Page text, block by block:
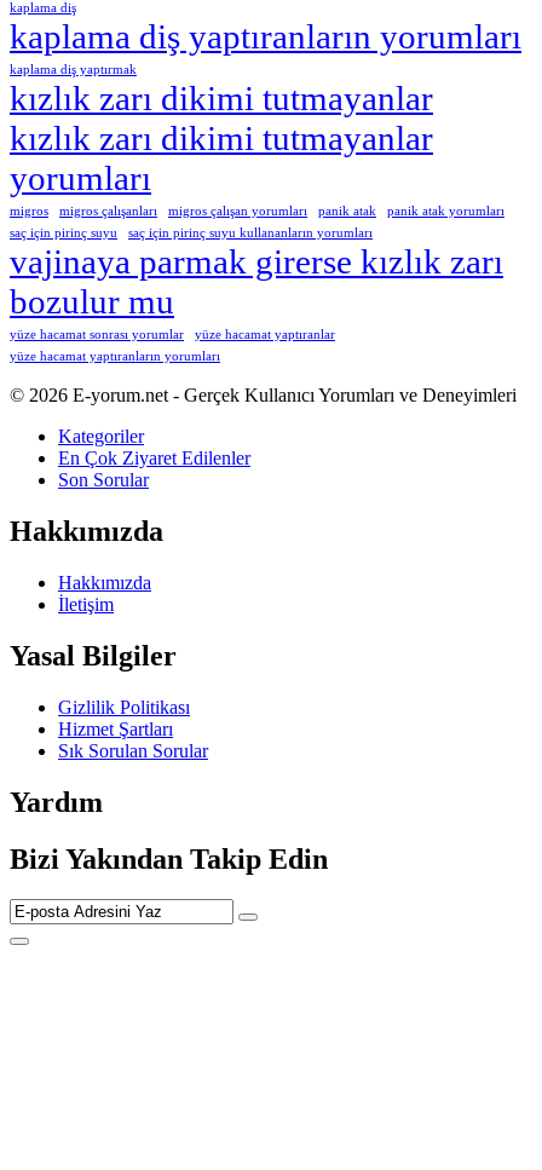
kaplama diş
kaplama diş yaptıranların yorumları
kaplama diş yaptırmak
kızlık zarı dikimi tutmayanlar
kızlık zarı dikimi tutmayanlar
yorumları
migros migros çalışanları migros çalışan yorumları panik atak
panik atak yorumları
saç için pirinç suyu
saç için pirinç suyu kullananların yorumları
vajinaya parmak girerse kızlık zarı
bozulur mu
yüze hacamat sonrası yorumlar
yüze hacamat yaptıranlar
yüze hacamat yaptıranların yorumları
Footer
Hakkında
© 2026 E-yorum.net - Gerçek Kullanıcı Yorumları ve Deneyimleri
Kategoriler
En Çok Ziyaret Edilenler
Son Sorular
Hakkımızda
Hakkımızda
İletişim
Yasal Bilgiler
Gizlilik Politikası
Hizmet Şartları
Sık Sorulan Sorular
Yardım
Bizi Yakından Takip Edin